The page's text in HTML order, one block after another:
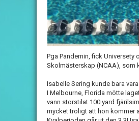
Pga Pandemin, fick Universety
Skolmästerskap (NCAA), som
Isabelle Sering kunde bara
I Melbourne, Florida mötte
vann storstilat 100 yard
mycket troligt att hon kommer